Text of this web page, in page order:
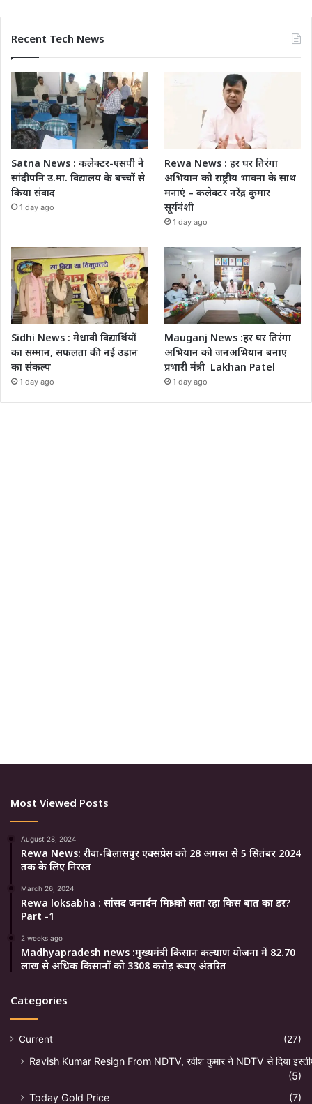
Recent Tech News
Satna News : कलेक्टर-एसपी ने
सांदीपनि उ.मा. विद्यालय के बच्चों से
किया संवाद
1 day ago
Rewa News : हर घर तिरंगा
अभियान को राष्ट्रीय भावना के साथ
मनाएं – कलेक्टर नरेंद्र कुमार
सूर्यवंशी
1 day ago
Sidhi News : मेधावी विद्यार्थियों
का सम्मान, सफलता की नई उड़ान
का संकल्प
1 day ago
Mauganj News :हर घर तिरंगा
अभियान को जनअभियान बनाए
प्रभारी मंत्री Lakhan Patel
1 day ago
Most Viewed Posts
August 28, 2024
Rewa News: रीवा-बिलासपुर एक्सप्रेस को 28 अगस्त से 5 सितंबर 2024
तक के लिए निरस्त
March 26, 2024
Rewa loksabha : सांसद जनार्दन मिश्रा को सता रहा किस बात का डर?
Part -1
2 weeks ago
Madhyapradesh news :मुख्यमंत्री किसान कल्याण योजना में 82.70
लाख से अधिक किसानों को 3308 करोड़ रूपए अंतरित
Categories
Current (27)
Ravish Kumar Resign From NDTV, रवीश कुमार ने NDTV से दिया
(5)
Today Gold Price
(7)